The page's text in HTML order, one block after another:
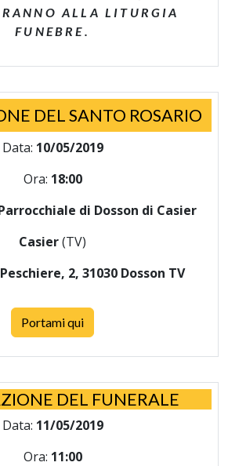
ALLA LITURGIA
FUNEBRE.
DEL SANTO ROSARIO
Data: 10/05/2019
Ora: 18:00
di Dosson di Casier
Casier(TV)
2, 31030 Dosson TV
Portami qui
DEL FUNERALE
Data: 11/05/2019
Ora: 11:00